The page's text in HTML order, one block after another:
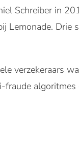
Schreiber in
Lemonade. Drie
verzekeraars